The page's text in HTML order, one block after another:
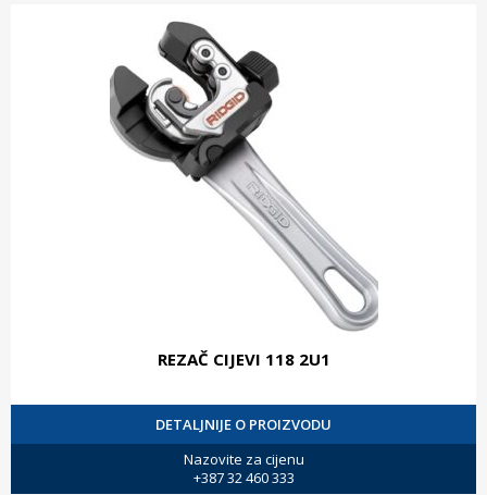
REZAČ CIJEVI 118 2U1
DETALJNIJE O PROIZVODU
Nazovite za cijenu
+387 32 460 333